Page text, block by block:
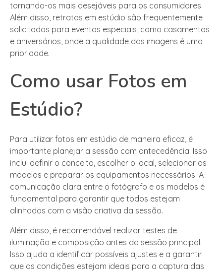
tornando-os mais desejáveis para os consumidores.
Além disso, retratos em estúdio são frequentemente
solicitados para eventos especiais, como casamentos
e aniversários, onde a qualidade das imagens é uma
prioridade.
Como usar Fotos em
Estúdio?
Para utilizar fotos em estúdio de maneira eficaz, é
importante planejar a sessão com antecedência. Isso
inclui definir o conceito, escolher o local, selecionar os
modelos e preparar os equipamentos necessários. A
comunicação clara entre o fotógrafo e os modelos é
fundamental para garantir que todos estejam
alinhados com a visão criativa da sessão.
Além disso, é recomendável realizar testes de
iluminação e composição antes da sessão principal.
Isso ajuda a identificar possíveis ajustes e a garantir
que as condições estejam ideais para a captura das